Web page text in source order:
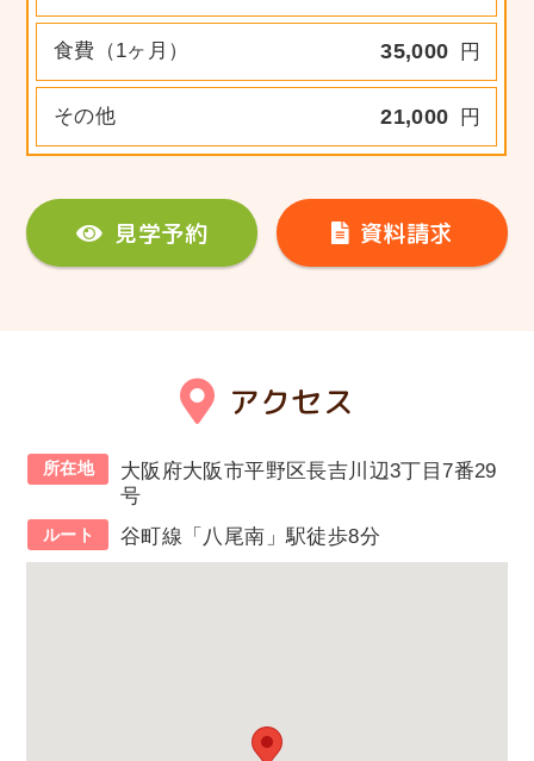
食費（1ヶ月） 35,000 円
その他 21,000 円
見学予約 資料請求
アクセス
所在地
大阪府大阪市平野区長吉川辺3丁目7番29
号
ルート 谷町線「八尾南」駅徒歩8分